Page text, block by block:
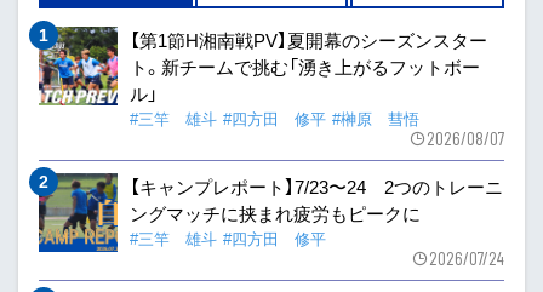
【第1節H湘南戦PV】夏開幕のシーズンスター
ト。新チームで挑む「湧き上がるフットボー
ル」
#三竿 雄斗 #四方田 修平 #榊原 彗悟
2026/08/07
【キャンプレポート】7/23〜24 2つのトレーニ
ングマッチに挟まれ疲労もピークに
#三竿 雄斗 #四方田 修平
2026/07/24